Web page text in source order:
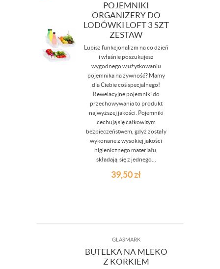
POJEMNIKI
ORGANIZERY DO
LODÓWKI LOFT 3 SZT
ZESTAW
Lubisz funkcjonalizm na co dzień
i właśnie poszukujesz
wygodnego w użytkowaniu
pojemnika na żywność? Mamy
dla Ciebie coś specjalnego!
Rewelacyjne pojemniki do
przechowywania to produkt
najwyższej jakości. Pojemniki
cechują się całkowitym
bezpieczeństwem, gdyż zostały
wykonane z wysokiej jakości
higienicznego materiału,
składają się z jednego...
39,50zł
GLASMARK
BUTELKA NA MLEKO
Z KORKIEM